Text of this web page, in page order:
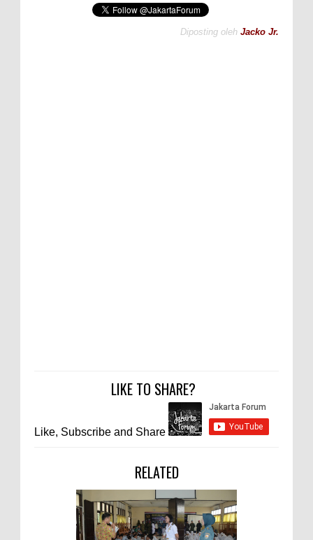
Diposting oleh Jacko Jr.
LIKE TO SHARE?
Like, Subscribe and Share
RELATED